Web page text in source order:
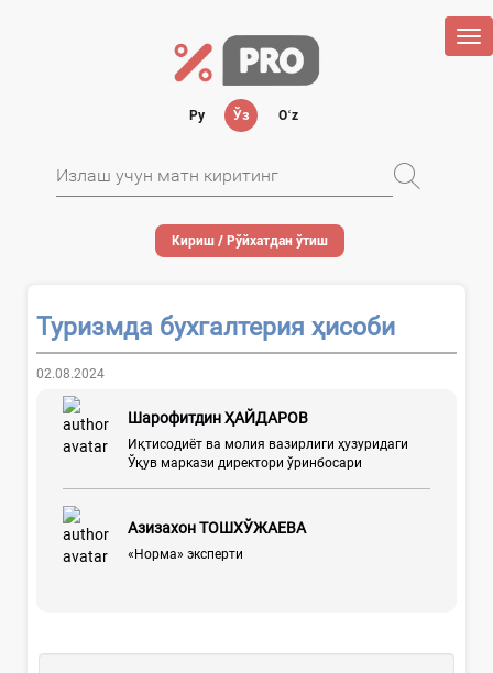
Ру Ўз Oʻz
Кириш / Рўйхатдан ўтиш
Туризмда бухгалтерия ҳисоби
02.08.2024
Шарофитдин ҲАЙДАРОВ
Иқтисодиёт ва молия вазирлиги ҳузуридаги
Ўқув маркази директори ўринбосари
Азизахон ТОШХЎЖАЕВА
«Норма» эксперти